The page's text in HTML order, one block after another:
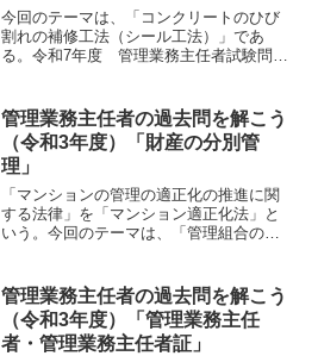
今回のテーマは、「コンクリートのひび
割れの補修工法（シール工法）」であ
る。令和7年度 管理業務主任者試験問
割れの補修工法（シール工法）それで
は、問題を検討...
管理業務主任者の過去問を解こう
（令和3年度）「財産の分別管
理」
「マンションの管理の適正化の推進に関
する法律」を「マンション適正化法」と
いう。今回のテーマは、「管理組合の財
れた過去問にチャレンジしてみよう。令
和3年度 管理業務主任...
管理業務主任者の過去問を解こう
（令和3年度）「管理業務主任
者・管理業務主任者証」